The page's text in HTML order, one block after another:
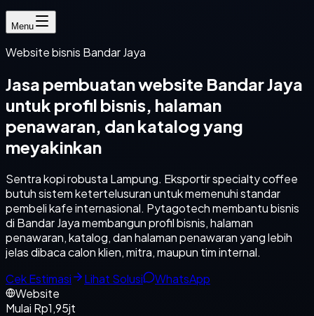
Menu
Website bisnis Bandar Jaya
Jasa pembuatan website Bandar Jaya
untuk profil bisnis, halaman
penawaran, dan katalog yang
meyakinkan
Sentra kopi robusta Lampung. Eksportir specialty coffee
butuh sistem ketertelusuran untuk memenuhi standar
pembeli kafe internasional. Pytagotech membantu bisnis
di Bandar Jaya membangun profil bisnis, halaman
penawaran, katalog, dan halaman penawaran yang lebih
jelas dibaca calon klien, mitra, maupun tim internal.
Cek Estimasi
Lihat Solusi
WhatsApp
Website
Mulai Rp1,95jt